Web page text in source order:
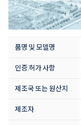
품명 및 모델명
인증.허가 사항
제조국 또는 원산지
제조자